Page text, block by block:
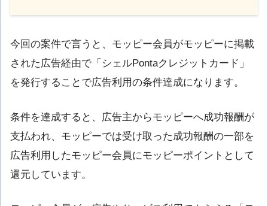
今回の案件で言うと、モッピー会員がモッピーに掲載
された広告経由で「シェルPontaクレジットカード」
を発行することで広告利用の条件達成になります。
条件を達成すると、広告主からモッピーへ成功報酬が
支払われ、モッピーでは受け取った成功報酬の一部を
広告利用したモッピー会員にモッピーポイントとして
還元しています。